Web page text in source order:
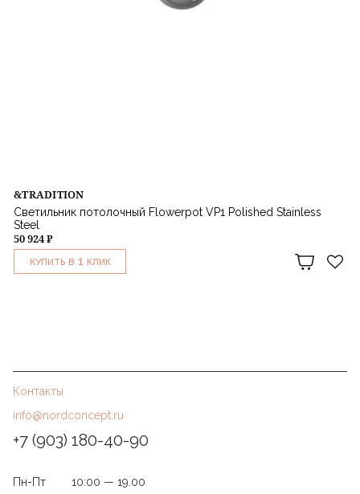
&TRADITION
Светильник потолочный Flowerpot VP1 Polished Stainless
Steel
50 924 ₽
КУПИТЬ В 1 КЛИК
Контакты
info@nordconcept.ru
+7 (903) 180-40-90
Пн-Пт
10:00 — 19.00